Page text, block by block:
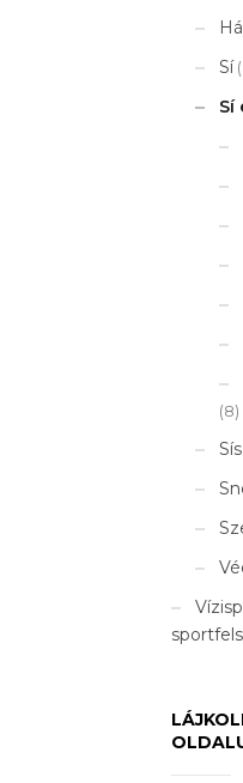
Sí
Sí
(8)